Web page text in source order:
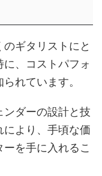
ギタリストにと
、コストパフォ
れています。
ダーの設計と技
より、手頃な価
を手に入れるこ